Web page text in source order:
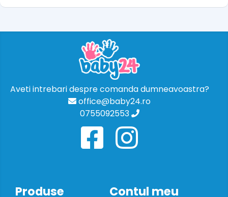
Aveti intrebari despre comanda dumneavoastra?
office@baby24.ro
0755092553
Produse Contul meu